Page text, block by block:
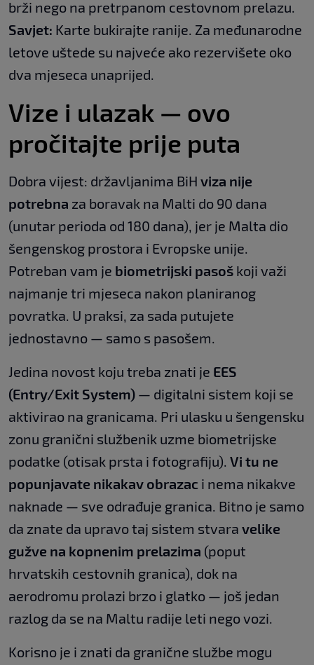
brži nego na pretrpanom cestovnom prelazu.
Savjet: Karte bukirajte ranije. Za međunarodne
letove uštede su najveće ako rezervišete oko
dva mjeseca unaprijed.
Vize i ulazak — ovo
pročitajte prije puta
Dobra vijest: državljanima BiH viza nije
potrebna za boravak na Malti do 90 dana
(unutar perioda od 180 dana), jer je Malta dio
šengenskog prostora i Evropske unije.
Potreban vam je biometrijski pasoš koji važi
najmanje tri mjeseca nakon planiranog
povratka. U praksi, za sada putujete
jednostavno — samo s pasošem.
Jedina novost koju treba znati je EES
(Entry/Exit System) — digitalni sistem koji se
aktivirao na granicama. Pri ulasku u šengensku
zonu granični službenik uzme biometrijske
podatke (otisak prsta i fotografiju). Vi tu ne
popunjavate nikakav obrazac i nema nikakve
naknade — sve odrađuje granica. Bitno je samo
da znate da upravo taj sistem stvara velike
gužve na kopnenim prelazima (poput
hrvatskih cestovnih granica), dok na
aerodromu prolazi brzo i glatko — još jedan
razlog da se na Maltu radije leti nego vozi.
Korisno je i znati da granične službe mogu